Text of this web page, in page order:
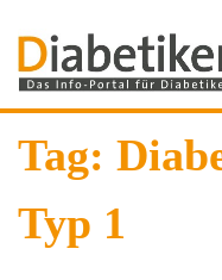
Tag:
Typ 1